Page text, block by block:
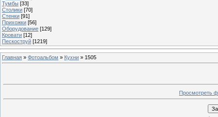
Тумбы [33]
Столики [70]
Стенки [91]
Прихожки [56]
Оборудование [129]
Кровати [12]
Пескоструй [1219]
Главная » Фотоальбом » Кухни » 1505
Просмотреть